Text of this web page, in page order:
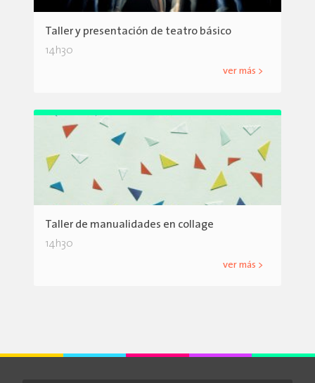
Taller y presentación de teatro básico
14h30
ver más >
Taller de manualidades en collage
14h30
ver más >